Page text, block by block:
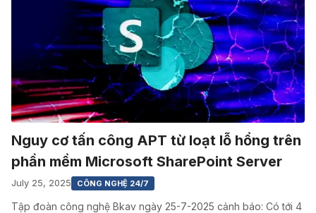
Nguy cơ tấn công APT từ loạt lỗ hổng trên
phần mềm Microsoft SharePoint Server
July 25, 2025 CÔNG NGHỆ 24/7
Tập đoàn công nghệ Bkav ngày 25-7-2025 cảnh báo: Có tới 4